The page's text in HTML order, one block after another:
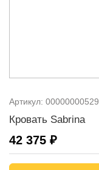
Артикул: 00000000529
Кровать Sabrina
42 375 ₽